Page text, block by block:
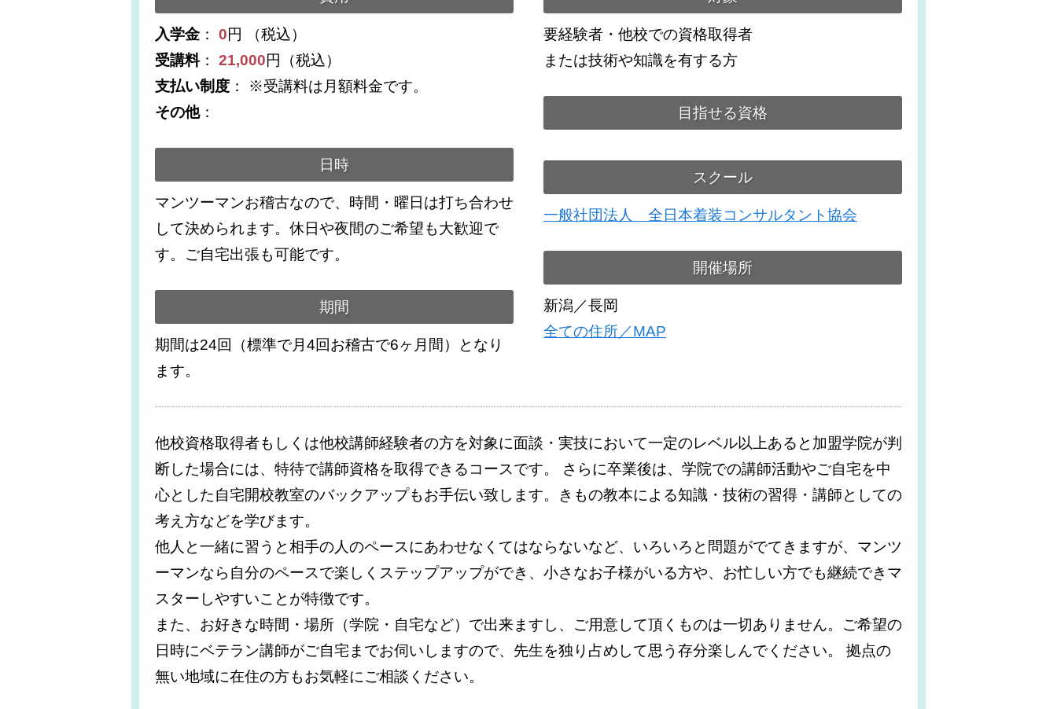
入学金 ： 0円 （税込）
受講料： 21,000円（税込）
支払い制度 ： ※受講料は月額料金です。
その他：
日時
マンツーマンお稽古なので、時間・曜日は打ち合わせ
して決められます。休日や夜間のご希望も大歓迎で
す。ご自宅出張も可能です。
期間
期間は24回（標準で月4回お稽古で6ヶ月間）となり
ます。
要経験者・他校での資格取得者
または技術や知識を有する方
目指せる資格
スクール
一般社団法人 全日本着装コンサルタント協会
開催場所
新潟／長岡
全ての住所／MAP
他校資格取得者もしくは他校講師経験者の方を対象に面談・実技において一定のレベル以上あると加盟学院が判
断した場合には、特待で講師資格を取得できるコースです。 さらに卒業後は、学院での講師活動やご自宅を中
心とした自宅開校教室のバックアップもお手伝い致します。きもの教本による知識・技術の習得・講師としての
考え方などを学びます。
他人と一緒に習うと相手の人のペースにあわせなくてはならないなど、いろいろと問題がでてきますが、マンツ
ーマンなら自分のペースで楽しくステップアップができ、小さなお子様がいる方や、お忙しい方でも継続できマ
スターしやすいことが特徴です。
また、お好きな時間・場所（学院・自宅など）で出来ますし、ご用意して頂くものは一切ありません。ご希望の
日時にベテラン講師がご自宅までお伺いしますので、先生を独り占めして思う存分楽しんでください。 拠点の
無い地域に在住の方もお気軽にご相談ください。